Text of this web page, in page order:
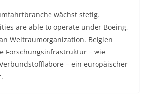
wächst stetig.
are able to operate under Boeing,
Weltraumorganization. Belgien
Forschungsinfrastruktur – wie
– ein europäischer